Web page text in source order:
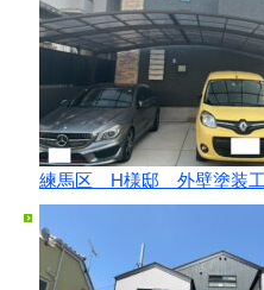
練馬区 H様邸 外壁塗装工